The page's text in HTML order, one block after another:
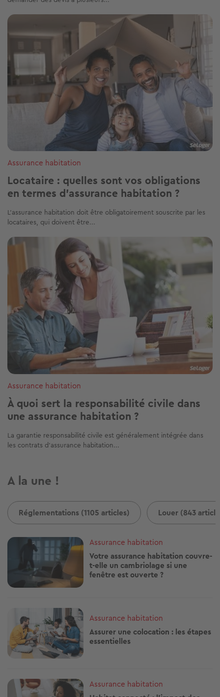
Image
Assurance habitation
Locataire : quelles sont vos obligations
en termes d’assurance habitation ?
L’assurance habitation doit être obligatoirement souscrite par les
locataires, qui doivent être...
Image
Assurance habitation
À quoi sert la responsabilité civile dans
une assurance habitation ?
La garantie responsabilité civile est généralement intégrée dans
les contrats d’assurance habitation...
A la une !
Réglementations (1105 articles) Louer (843
Image
Assurance habitation
Votre assurance habitation couvre-
t-elle un cambriolage si une
fenêtre est ouverte ?
Assurance habitation
Assurer une colocation : les étapes
essentielles
Image
Assurance habitation